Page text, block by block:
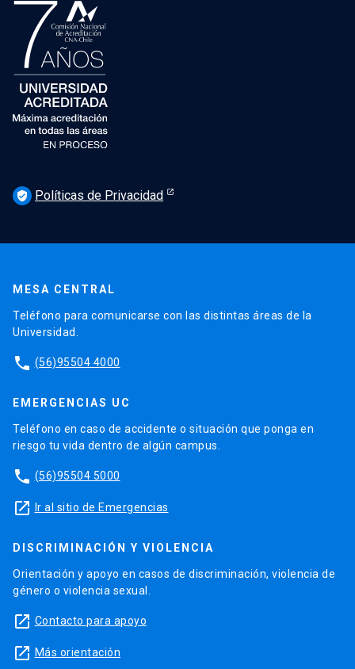
verified_user Políticas de Privacidad
MESA CENTRAL
Teléfono para comunicarse con las distintas áreas de la
Universidad.
phone (56)95504 4000
EMERGENCIAS UC
Teléfono en caso de accidente o situación que ponga en
riesgo tu vida dentro de algún campus.
phone (56)95504 5000
launch Ir al sitio de Emergencias
DISCRIMINACIÓN Y VIOLENCIA
Orientación y apoyo en casos de discriminación, violencia de
género o violencia sexual.
launch Contacto para apoyo
launch Más orientación